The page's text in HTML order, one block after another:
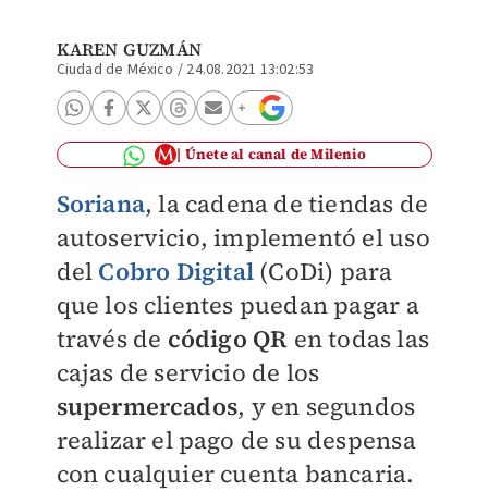
KAREN GUZMÁN
Ciudad de México / 24.08.2021 13:02:53
Únete al canal de Milenio
Soriana, la cadena de tiendas de
autoservicio, implementó el uso
del Cobro Digital(CoDi) para
que los clientes puedan pagar a
través de código QR en todas las
cajas de servicio de los
supermercados, y en segundos
realizar el pago de su despensa
con cualquier cuenta bancaria.